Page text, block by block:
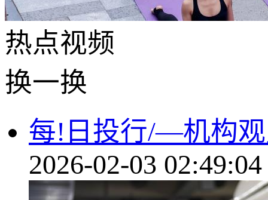
热点视频
换一换
每!日投行/—机构观
2026-02-03 02:49:04